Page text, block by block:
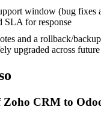
window (bug fixes
SLA for response
and a rollback/
upgraded across
CRM to